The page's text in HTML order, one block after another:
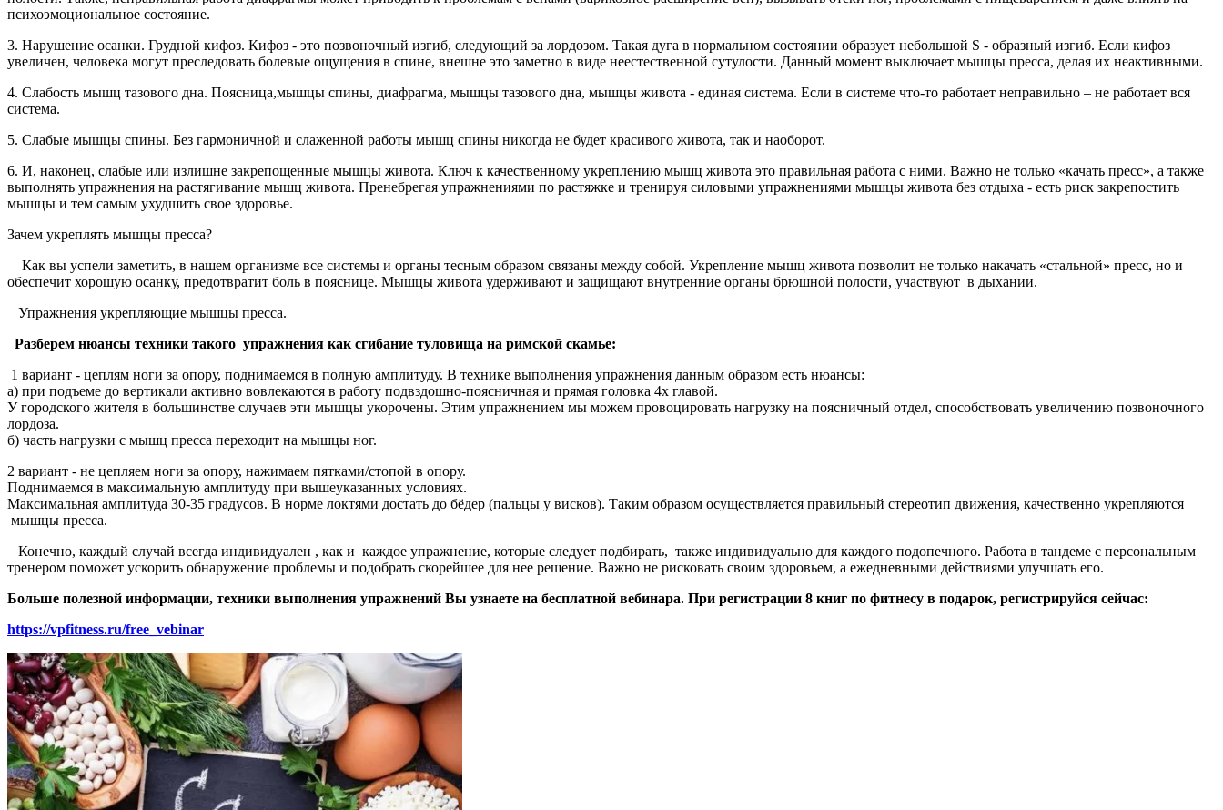
психоэмоциональное состояние.
3. Нарушение осанки. Грудной кифоз. Кифоз - это позвоночный изгиб, следующий за лордозом. Такая дуга в нормальном состоянии образует небольшой S - образный изгиб. Если кифоз
увеличен, человека могут преследовать болевые ощущения в спине, внешне это заметно в виде неестественной сутулости. Данный момент выключает мышцы пресса, делая их неактивными.
4. Слабость мышц тазового дна. Поясница,мышцы спины, диафрагма, мышцы тазового дна, мышцы живота - единая система. Если в системе что-то работает неправильно – не работает вся
система.
5. Слабые мышцы спины. Без гармоничной и слаженной работы мышц спины никогда не будет красивого живота, так и наоборот.
6. И, наконец, слабые или излишне закрепощенные мышцы живота. Ключ к качественному укреплению мышц живота это правильная работа с ними. Важно не только «качать пресс», а также
выполнять упражнения на растягивание мышц живота. Пренебрегая упражнениями по растяжке и тренируя силовыми упражнениями мышцы живота без отдыха - есть риск закрепостить
мышцы и тем самым ухудшить свое здоровье.
Зачем укреплять мышцы пресса?
Как вы успели заметить, в нашем организме все системы и органы тесным образом связаны между собой. Укрепление мышц живота позволит не только накачать «стальной» пресс, но и
обеспечит хорошую осанку, предотвратит боль в пояснице. Мышцы живота удерживают и защищают внутренние органы брюшной полости, участвуют в дыхании.
Упражнения укрепляющие мышцы пресса.
Разберем нюансы техники такого упражнения как сгибание туловища на римской скамье:
1 вариант - цеплям ноги за опору, поднимаемся в полную амплитуду. В технике выполнения упражнения данным образом есть нюансы:
а) при подъеме до вертикали активно вовлекаются в работу подвздошно-поясничная и прямая головка 4х главой.
У городского жителя в большинстве случаев эти мышцы укорочены. Этим упражнением мы можем провоцировать нагрузку на поясничный отдел, способствовать увеличению позвоночного
лордоза.
б) часть нагрузки с мышц пресса переходит на мышцы ног.
2 вариант - не цепляем ноги за опору, нажимаем пятками/стопой в опору.
Поднимаемся в максимальную амплитуду при вышеуказанных условиях.
Максимальная амплитуда 30-35 градусов. В норме локтями достать до бёдер (пальцы у висков). Таким образом осуществляется правильный стереотип движения, качественно укрепляются
мышцы пресса.
Конечно, каждый случай всегда индивидуален , как и каждое упражнение, которые следует подбирать, также индивидуально для каждого подопечного. Работа в тандеме с персональным
тренером поможет ускорить обнаружение проблемы и подобрать скорейшее для нее решение. Важно не рисковать своим здоровьем, а ежедневными действиями улучшать его.
Больше полезной информации, техники выполнения упражнений Вы узнаете на бесплатной вебинара. При регистрации 8 книг по фитнесу в подарок, регистрируйся сейчас:
https://vpfitness.ru/free_vebinar